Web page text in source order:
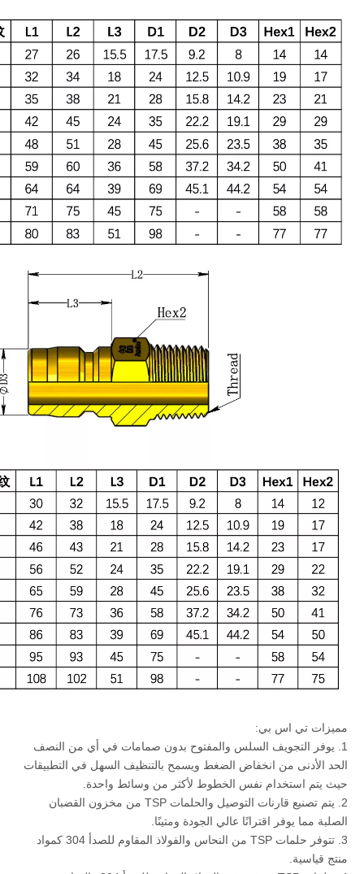
مميزات تي اس بي:
1. يوفر التجويف السلس والمفتوح بدون صمامات في أي من النصف
الحد الأدنى من انخفاض الضغط ويسمح بالتنظيف السهل في التطبيقات
حيث يتم استخدام نفس الخطوط لأكثر من وسائط واحدة.
2. يتم تصنيع قارنات التوصيل والحلمات TSP من مخزون القضبان
الصلبة مما يوفر اقترانًا عالي الجودة ومتينًا.
3. تتوفر حلمات TSP من النحاس والفولاذ المقاوم للصدأ 304 كمواد
منتج قياسية.